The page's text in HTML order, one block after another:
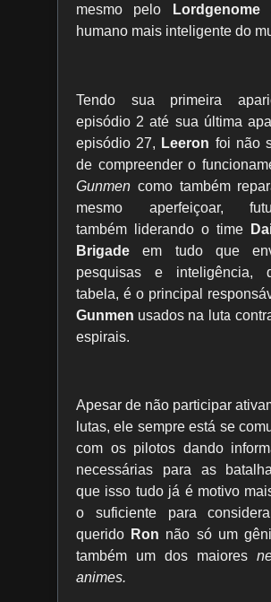
mesmo pelo
Lordgenome
humano mais inteligente do
Tendo sua primeira
episódio 2 até sua última
episódio 27, Leeron foi não
de compreender o
Gunmen como também
mesmo aperfeiçoar,
também liderando o time
Brigadeem tudo que
pesquisas e inteligência,
tabela, é o principal
Gunmen usados na luta
espirais.
Apesar de não participar
lutas, ele sempre está se
com os pilotos dando
necessárias para as
que isso tudo já é motivo
o suficiente para
querido Ron não só um
também um dos maiores
animes.